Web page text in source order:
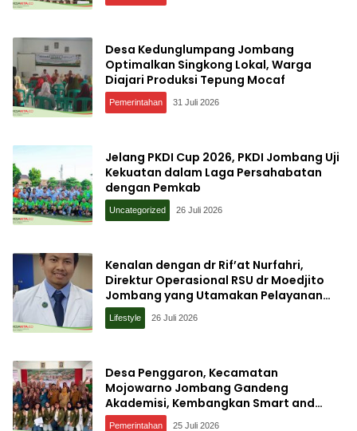
Desa Kedunglumpang Jombang
Optimalkan Singkong Lokal, Warga
Diajari Produksi Tepung Mocaf
Pemerintahan 31 Juli 2026
Jelang PKDI Cup 2026, PKDI Jombang Uji
Kekuatan dalam Laga Persahabatan
dengan Pemkab
Uncategorized 26 Juli 2026
Kenalan dengan dr Rif’at Nurfahri,
Direktur Operasional RSU dr Moedjito
Jombang yang Utamakan Pelayanan
Ilmiah
Lifestyle 26 Juli 2026
Desa Penggaron, Kecamatan
Mojowarno Jombang Gandeng
Akademisi, Kembangkan Smart and
Sustainable Village, Ini Tujuannya
Pemerintahan 25 Juli 2026